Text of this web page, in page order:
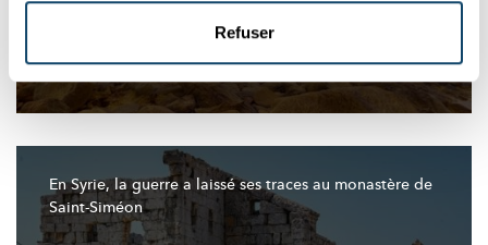
Refuser
En Syrie, la guerre a laissé ses traces au monastère de
Saint-Siméon